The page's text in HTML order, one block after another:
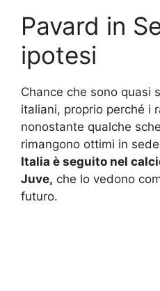
Pavard in
ipotesi
Chance che sono quasi
italiani, proprio perché i
nonostante qualche
rimangono ottimi in
Italia è seguito nel
Juve, che lo vedono
futuro.